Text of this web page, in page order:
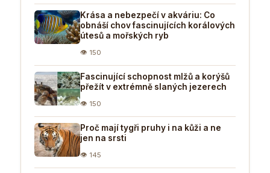
Krása a nebezpečí v akváriu: Co
obnáší chov fascinujících korálových
útesů a mořských ryb
👁 150
Fascinující schopnost mlžů a korýšů
přežít v extrémně slaných jezerech
👁 150
Proč mají tygři pruhy i na kůži a ne
jen na srsti
👁 145